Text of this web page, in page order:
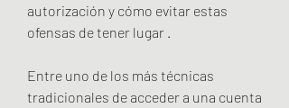
autorización y cómo evitar estas
ofensas de tener lugar .
Entre uno de los más técnicas
tradicionales de acceder a una cuenta